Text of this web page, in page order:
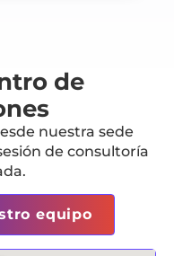
de
nuestra sede
de consultoría
equipo